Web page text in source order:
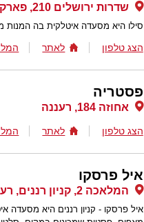
שדרות ירושלים 210, פארק פרס לה פארק, חולון
סילו היא מסעדה איטלקית בה המנות
הצג טלפון לאתר
פסטריה
אחוזה 184, רעננה
הצג טלפון לאתר
איל פרסקו
המלאכה 2, קניון רננים, רעננה
איל פרסקו - קניון רננים היא